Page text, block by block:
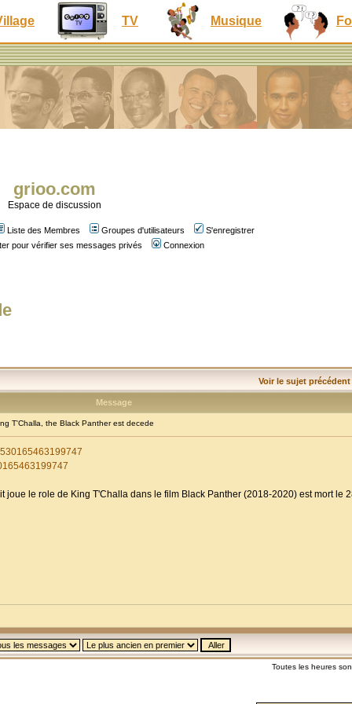
TV Musique
grioo.com
Espace de discussion
Liste des Membres Groupes d'utilisateurs
S'enregistrer
pour vérifier ses messages privés
Connexion
Voir le sujet précédent
Message
T'Challa, the Black Panther est decede
joue le role de King T'Challa dans le film Black Panther (2018-2020) est mort le
Toutes les heures